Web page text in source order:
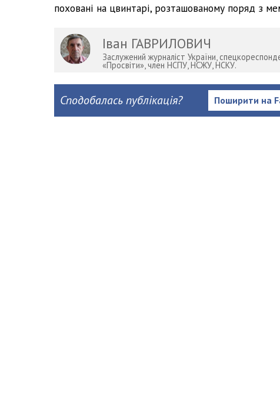
поховані на цвинтарі, розташованому поряд з
Іван ГАВРИЛОВИЧ
Заслужений журналіст України,
«Просвіти», член НСПУ, НСЖУ, НСКУ.
Сподобалась публікація? Поширити на